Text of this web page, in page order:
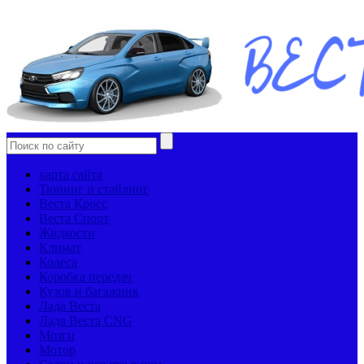
карта сайта
Тюнинг и стайлинг
Веста Кросс
Веста Спорт
Жидкости
Климат
Колеса
Коробка передач
Кузов и багажник
Лада Веста
Лада Веста CNG
Мозги
Мотор